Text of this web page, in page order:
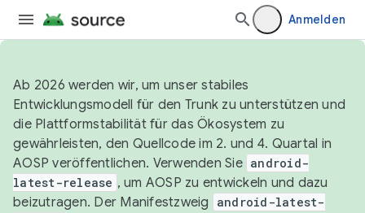
Anmelden
Ab 2026 werden wir, um unser stabiles
Entwicklungsmodell für den Trunk zu unterstützen und
die Plattformstabilität für das Ökosystem zu
gewährleisten, den Quellcode im 2. und 4. Quartal in
AOSP veröffentlichen. Verwenden Sie android-
latest-release , um AOSP zu entwickeln und dazu
beizutragen. Der Manifestzweig
android-latest-